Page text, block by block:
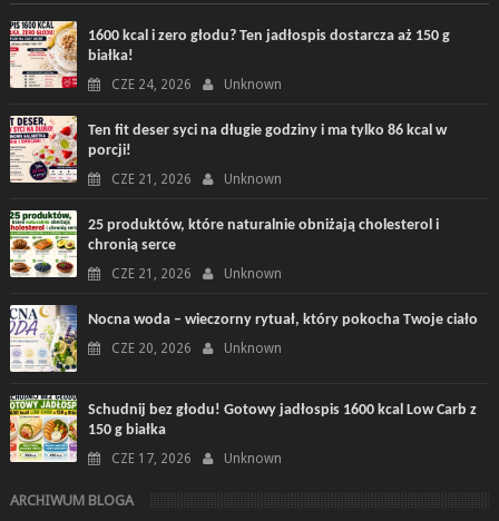
1600 kcal i zero głodu? Ten jadłospis dostarcza aż 150 g
białka!
CZE 24, 2026 Unknown
Ten fit deser syci na długie godziny i ma tylko 86 kcal w
porcji!
CZE 21, 2026 Unknown
25 produktów, które naturalnie obniżają cholesterol i
chronią serce
CZE 21, 2026 Unknown
Nocna woda – wieczorny rytuał, który pokocha Twoje ciało
CZE 20, 2026 Unknown
Schudnij bez głodu! Gotowy jadłospis 1600 kcal Low Carb z
150 g białka
CZE 17, 2026 Unknown
ARCHIWUM BLOGA